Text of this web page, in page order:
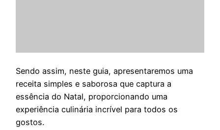
Sendo assim, neste guia, apresentaremos uma
receita simples e saborosa que captura a
essência do Natal, proporcionando uma
experiência culinária incrível para todos os
gostos.